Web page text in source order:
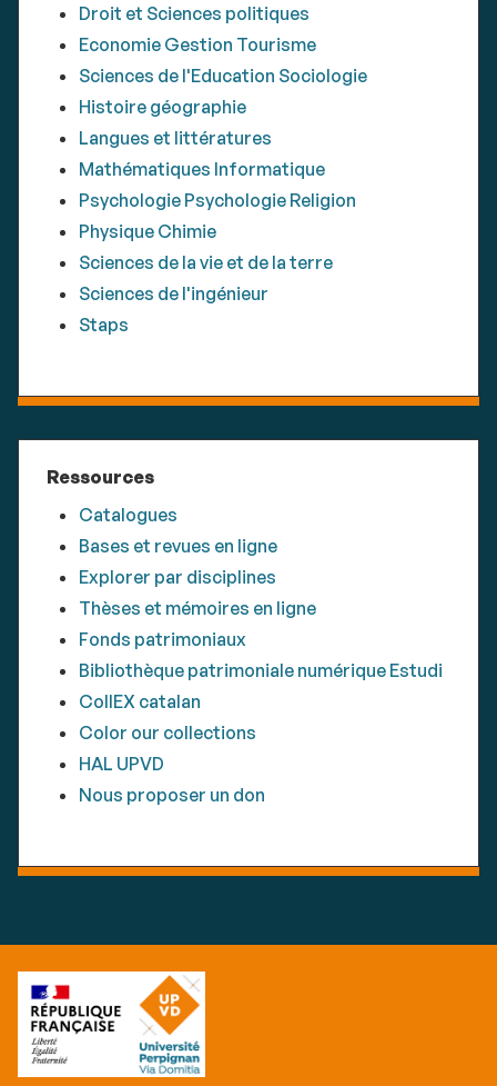
Droit et Sciences politiques
Economie Gestion Tourisme
Sciences de l'Education Sociologie
Histoire géographie
Langues et littératures
Mathématiques Informatique
Psychologie Psychologie Religion
Physique Chimie
Sciences de la vie et de la terre
Sciences de l'ingénieur
Staps
Ressources
Catalogues
Bases et revues en ligne
Explorer par disciplines
Thèses et mémoires en ligne
Fonds patrimoniaux
Bibliothèque patrimoniale numérique Estudi
CollEX catalan
Color our collections
HAL UPVD
Nous proposer un don